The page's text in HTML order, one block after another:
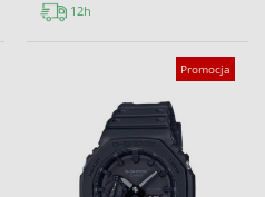
12h
Promocja